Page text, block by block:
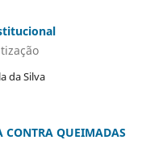
da Silva
QUEIMADAS